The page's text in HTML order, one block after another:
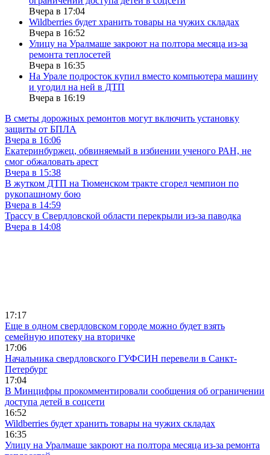
Вчера в 17:04
Wildberries будет хранить товары на чужих складах
Вчера в 16:52
Улицу на Уралмаше закроют на полтора месяца из-за
ремонта теплосетей
Вчера в 16:35
На Урале подросток купил вместо компьютера машину
и угодил на ней в ДТП
Вчера в 16:19
В сметы дорожных ремонтов могут включить установку
защиты от БПЛА
Вчера в 16:06
Екатеринбуржец, обвиняемый в избиении ученого РАН, не
смог обжаловать арест
Вчера в 15:38
В жутком ДТП на Тюменском тракте сгорел чемпион по
рукопашному бою
Вчера в 14:59
Трассу в Свердловской области перекрыли из-за паводка
Вчера в 14:08
17:17
Еще в одном свердловском городе можно будет взять
семейную ипотеку на вторичке
17:06
Начальника свердловского ГУФСИН перевели в Санкт-
Петербург
17:04
В Минцифры прокомментировали сообщения об ограничении
доступа детей в соцсети
16:52
Wildberries будет хранить товары на чужих складах
16:35
Улицу на Уралмаше закроют на полтора месяца из-за ремонта